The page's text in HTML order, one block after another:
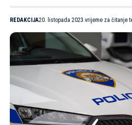
REDAKCIJA20. listopada 2023.vrijeme za čitanje